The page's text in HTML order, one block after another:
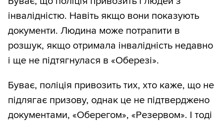
інвалідністю. Навіть якщо вони показують
документи. Людина може потрапити в
розшук, якщо отримала інвалідність недавно
і ще не підтягнулася в «Оберезі».
Буває, поліція привозить тих, хто каже, що не
підлягає призову, однак це не підтверджено
документами, «Оберегом», «Резервом». І тоді